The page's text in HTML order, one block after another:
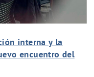
interna y la
encuentro del